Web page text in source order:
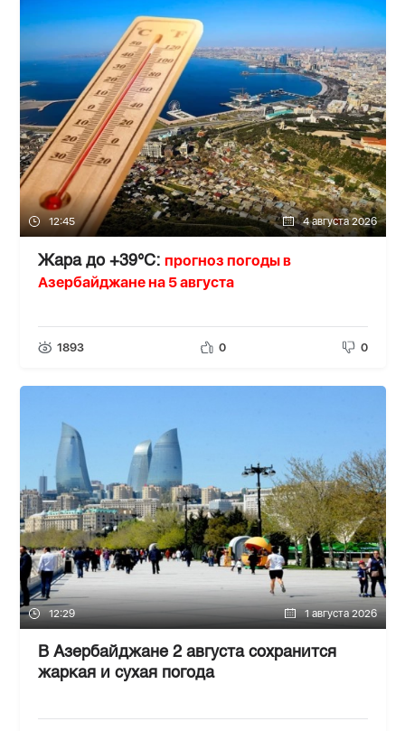
12:45 4 августа 2026
Жара до +39°C: прогноз погоды в
Азербайджане на 5 августа
1893 0 0
12:29 1 августа 2026
В Азербайджане 2 августа сохранится
жаркая и сухая погода